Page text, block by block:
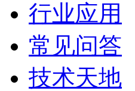
行业应用
常见问答
技术天地